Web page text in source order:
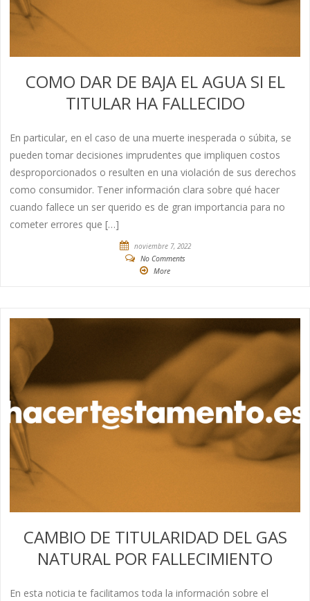
COMO DAR DE BAJA EL AGUA SI EL
TITULAR HA FALLECIDO
En particular, en el caso de una muerte inesperada o súbita, se
pueden tomar decisiones imprudentes que impliquen costos
desproporcionados o resulten en una violación de sus derechos
como consumidor. Tener información clara sobre qué hacer
cuando fallece un ser querido es de gran importancia para no
cometer errores que […]
noviembre 7, 2022
No Comments
More
CAMBIO DE TITULARIDAD DEL GAS
NATURAL POR FALLECIMIENTO
En esta noticia te facilitamos toda la información sobre el